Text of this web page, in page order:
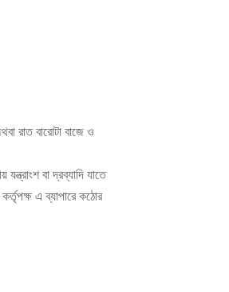
রাত বারোটা বাজে ও
বা দ্রব্যাদি যাতে
এ ব্যাপারে কঠোর